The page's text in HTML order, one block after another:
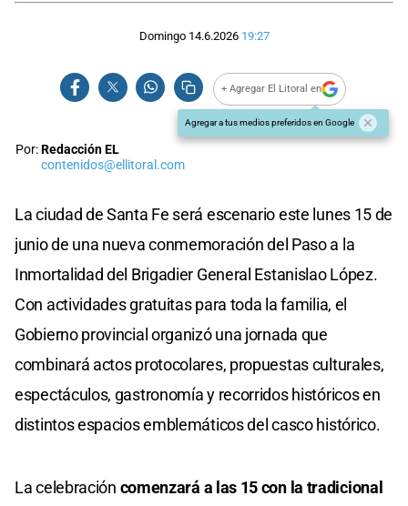
Domingo 14.6.2026 19:27
+ Agregar El Litoral en
Agregar a tus medios preferidos en Google
Por:Redacción EL
contenidos@ellitoral.com
La ciudad de Santa Fe será escenario este lunes 15 de
junio de una nueva conmemoración del Paso a la
Inmortalidad del Brigadier General Estanislao López.
Con actividades gratuitas para toda la familia, el
Gobierno provincial organizó una jornada que
combinará actos protocolares, propuestas culturales,
espectáculos, gastronomía y recorridos históricos en
distintos espacios emblemáticos del casco histórico.
La celebración comenzará a las 15 con la tradicional